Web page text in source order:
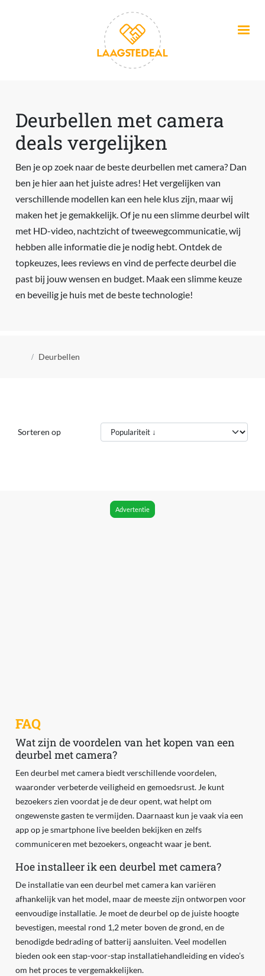
Deurbellen met camera
deals vergelijken
Ben je op zoek naar de beste deurbellen met camera? Dan
ben je hier aan het juiste adres! Het vergelijken van
verschillende modellen kan een hele klus zijn, maar wij
maken het je gemakkelijk. Of je nu een slimme deurbel wilt
met HD-video, nachtzicht of tweewegcommunicatie, wij
hebben alle informatie die je nodig hebt. Ontdek de
topkeuzes, lees reviews en vind de perfecte deurbel die
past bij jouw wensen en budget. Maak een slimme keuze
en beveilig je huis met de beste technologie!
Kruimelpad
Deurbellen
Sorteren op
Advertentie
FAQ
Wat zijn de voordelen van het kopen van een
deurbel met camera?
Een deurbel met camera biedt verschillende voordelen,
waaronder verbeterde veiligheid en gemoedsrust. Je kunt
bezoekers zien voordat je de deur opent, wat helpt om
ongewenste gasten te vermijden. Daarnaast kun je vaak via een
app op je smartphone live beelden bekijken en zelfs
communiceren met bezoekers, ongeacht waar je bent.
Hoe installeer ik een deurbel met camera?
De installatie van een deurbel met camera kan variëren
afhankelijk van het model, maar de meeste zijn ontworpen voor
eenvoudige installatie. Je moet de deurbel op de juiste hoogte
bevestigen, meestal rond 1,2 meter boven de grond, en de
benodigde bedrading of batterij aansluiten. Veel modellen
bieden ook een stap-voor-stap installatiehandleiding en video’s
om het proces te vergemakkelijken.